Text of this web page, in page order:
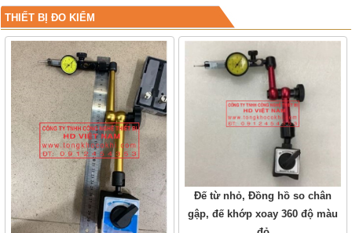
THIẾT BỊ ĐO KIỂM
Đế từ nhỏ, Đồng hồ so chân
gập, đế khớp xoay 360 độ màu